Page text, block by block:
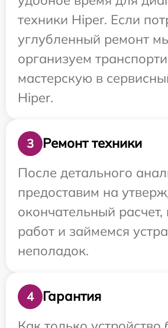
техники Hiper. Если
углубленный ремонт
организуем
мастерскую в
Hiper.
3
Ремонт техники
После детального
предоставим на
окончательный
работ и займемся
неполадок.
4
Гарантия